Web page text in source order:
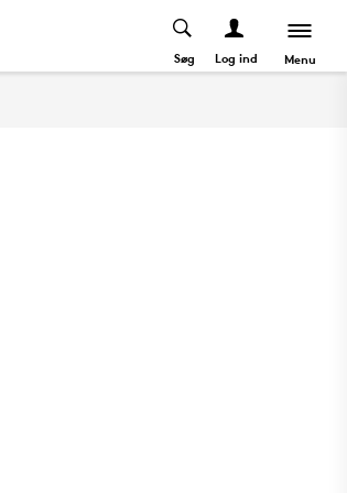
Søg Log ind Menu